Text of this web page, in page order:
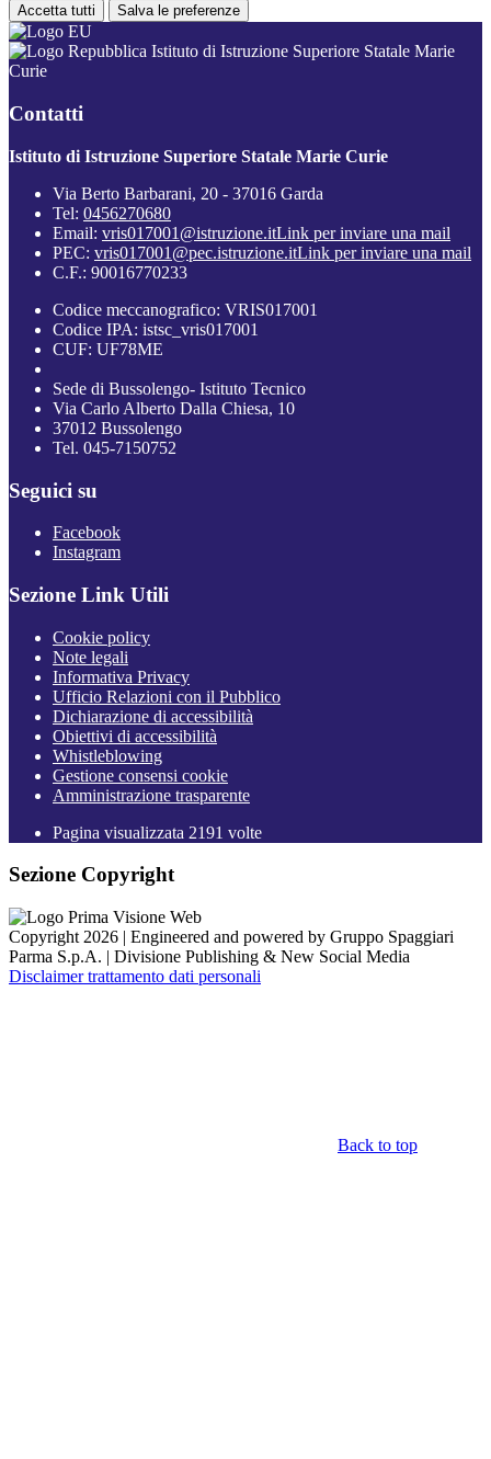
Accetta tutti Salva le preferenze
Istituto di Istruzione Superiore Statale Marie
Curie
Contatti
Istituto di Istruzione Superiore Statale Marie Curie
Via Berto Barbarani, 20 - 37016 Garda
Tel: 0456270680
Email: vris017001@istruzione.itLink per inviare una mail
PEC: vris017001@pec.istruzione.itLink per inviare una mail
C.F.: 90016770233
Codice meccanografico: VRIS017001
Codice IPA: istsc_vris017001
CUF: UF78ME
Sede di Bussolengo- Istituto Tecnico
Via Carlo Alberto Dalla Chiesa, 10
37012 Bussolengo
Tel. 045-7150752
Seguici su
Facebook
Instagram
Sezione Link Utili
Cookie policy
Note legali
Informativa Privacy
Ufficio Relazioni con il Pubblico
Dichiarazione di accessibilità
Obiettivi di accessibilità
Whistleblowing
Gestione consensi cookie
Amministrazione trasparente
Pagina visualizzata 2191 volte
Sezione Copyright
Copyright 2026 | Engineered and powered by Gruppo Spaggiari
Parma S.p.A. | Divisione Publishing & New Social Media
Disclaimer trattamento dati personali
Back to top